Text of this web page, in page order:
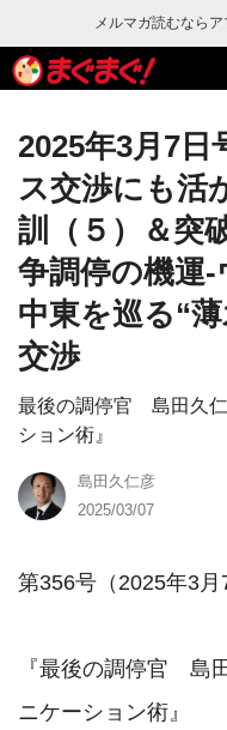
メルマガ読むならア
2025年3月7日
ス交渉にも活
訓（５）＆突
争調停の機運‐
中東を巡る“
交渉
最後の調停官 島田久
ション術』
島田久仁彦
2025/03/07
第356号（2025年3月
『最後の調停官　島
ニケーション術』